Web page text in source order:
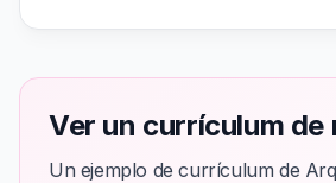
Ver un currículum de
Un ejemplo de currículum de